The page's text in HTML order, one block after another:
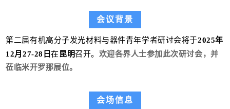
会议背景
第二届有机高分子发光材料与器件青年学者研讨会将于2025年
12月27-28日在昆明召开。 欢迎各界人士参加此次研讨会，并
莅临米开罗那展位。
会场信息